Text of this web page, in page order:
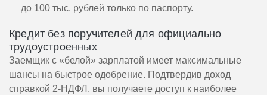
до 100 тыс. рублей только по паспорту.
Кредит без поручителей для официально
трудоустроенных
Заемщик с «белой» зарплатой имеет максимальные
шансы на быстрое одобрение. Подтвердив доход
справкой 2-НДФЛ, вы получаете доступ к наиболее